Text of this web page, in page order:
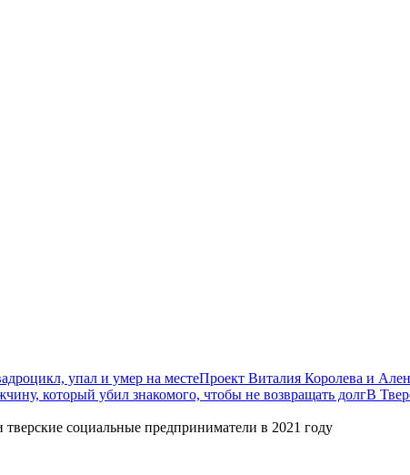
упал и умер на местеПроект Виталия Королева и
который убил знакомого, чтобы не возвращать долгВ
социальные предприниматели в 2021 году